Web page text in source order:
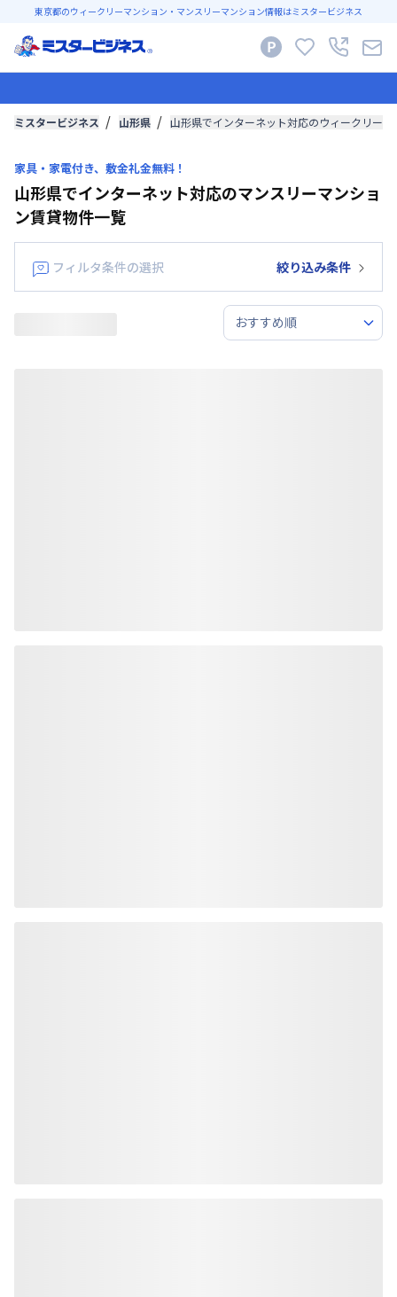
東京都のウィークリーマンション・マンスリーマンション情報はミスタービジネス
ミスタービジネス 山形県 山形県でインターネット対応のウィークリー
家具・家電付き、敷金礼金無料！
山形県でインターネット対応のマンスリーマンショ
ン賃貸物件一覧
フィルタ条件の選択 絞り込み条件